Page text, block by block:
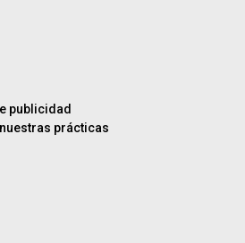
publicidad
prácticas